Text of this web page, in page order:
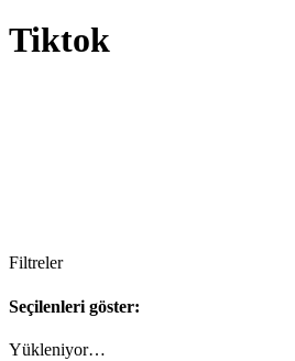
Tiktok
Filtreler
Seçilenleri göster:
Yükleniyor…